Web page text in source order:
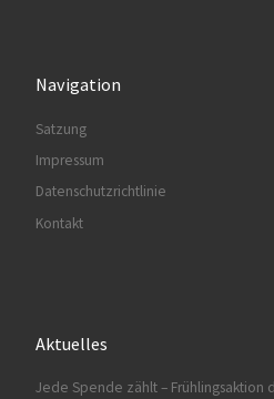
Navigation
Satzung
Impressum
Datenschutzrichtlinie
Kontakt
Aktuelles
Jede Spende zählt – Frühlingsaktion